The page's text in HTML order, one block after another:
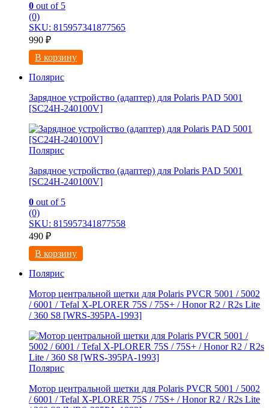
0 out of 5
(0)
SKU: 815957341877565
990 ₽
В корзину
Полярис
Зарядное устройство (адаптер) для Polaris PAD 5001
[SC24H-240100V]
Полярис
Зарядное устройство (адаптер) для Polaris PAD 5001
[SC24H-240100V]
0 out of 5
(0)
SKU: 815957341877558
490 ₽
В корзину
Полярис
Мотор центральной щетки для Polaris PVCR 5001 / 5002
/ 6001 / Tefal X-PLORER 75S / 75S+ / Honor R2 / R2s Litе
/ 360 S8 [WRS-395PA-1993]
Полярис
Мотор центральной щетки для Polaris PVCR 5001 / 5002
/ 6001 / Tefal X-PLORER 75S / 75S+ / Honor R2 / R2s Litе